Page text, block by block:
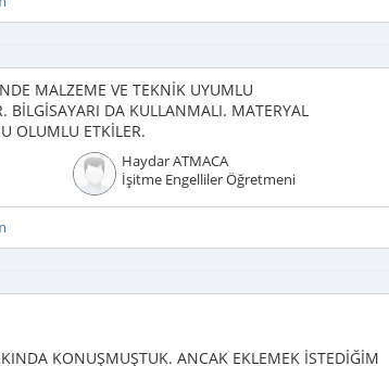
MALZEME VE TEKNİK UYUMLU
BİLGİSAYARI DA KULLANMALI. MATERYAL
OLUMLU ETKİLER.
Haydar ATMACA
İşitme Engelliler Öğretmeni
KONUŞMUŞTUK. ANCAK EKLEMEK İSTEDİĞİM